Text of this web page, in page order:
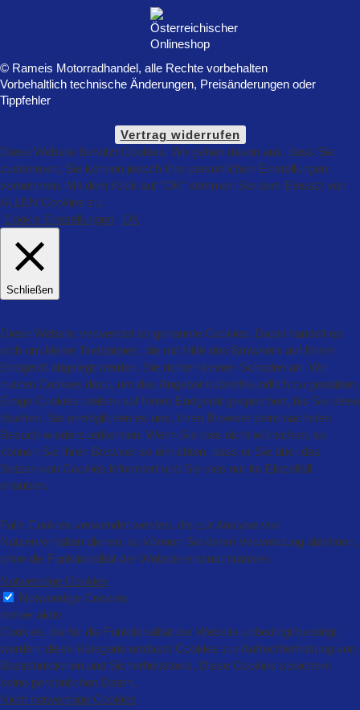
© Rameis Motorradhandel, alle Rechte vorbehalten
Vorbehaltlich technische Änderungen, Preisänderungen oder
Tippfehler
Vertrag widerrufen
Diese Website benützt Cookies. Wir gehen davon aus, dass Sie
zustimmen, Sie können jedoch Ihre persönlichen Einstellungen
vornehmen. Mit dem Klick auf "OK" stimmen Sie dem Einsatz von
ALLEN Cookies zu.
Cookie Einstellungen
OK
Schließen
Diese Website verwendet so genannte Cookies. Dabei handelt es
sich um kleine Textdateien, die mit Hilfe des Browsers auf Ihrem
Endgerät abgelegt werden. Sie richten keinen Schaden an. Wir
nutzen Cookies dazu, um das Angebot nutzerfreundlich zu gestalten.
Einige Cookies bleiben auf Ihrem Endgerät gespeichert, bis Sie diese
löschen. Sie ermöglichen es uns, Ihren Browser beim nächsten
Besuch wiederzuerkennen. Wenn Sie dies nicht wünschen, so
können Sie Ihren Browser so einrichten, dass er Sie über das
Setzen von Cookies informiert und Sie dies nur im Einzelfall
erlauben.
Falls Cookies verwendet werden, die zur Analyse von
Nutzerverhalten dienen, so können Sie deren Verwendung ablehnen,
ohne die Funktionalität der Website einzuschränken
Notwendige Cookies
Notwendige Cookies
immer aktiv
Cookies, die für die Funktionalität der Website unbedingt benötigt
werden: diese Kategorie umfasst Cookies zur Aufrechterhaltung von
Basisfunktionen und Sicherheitstools. Diese Cookies speichern
keine persönlichen Daten.
Nicht notwendige Cookies